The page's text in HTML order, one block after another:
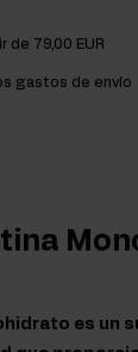
de 79,00 EUR
gastos de envío
es un